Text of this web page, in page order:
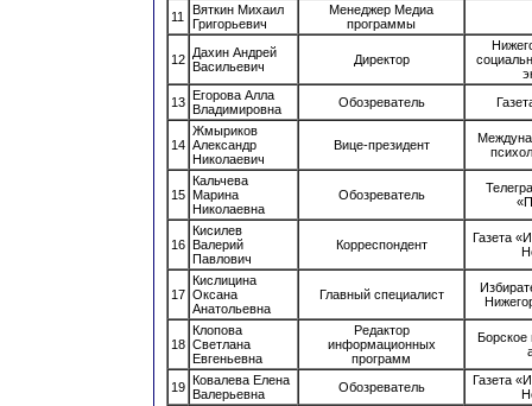
11
Вяткин Михаил
Григорьевич
Менеджер Медиа
программы
12 Дахин Андрей
Васильевич
Директор
13 Егорова Алла
Владимировна
Обозреватель
14
Жмыриков
Александр
Николаевич
Вице-президент
15
Кальчева
Марина
Николаевна
Обозреватель
16
Кисилев
Валерий
Павлович
Корреспондент
Газета
17
Кислицина
Оксана
Анатольевна
Главный специалист
18
Клопова
Светлана
Евгеньевна
Редактор
информационных
программ
19 Ковалева Елена
Валерьевна
Обозреватель
Газета